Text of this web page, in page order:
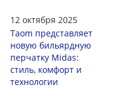
12 октября 2025
Taom представляет
новую бильярдную
перчатку Midas:
стиль, комфорт и
технологии